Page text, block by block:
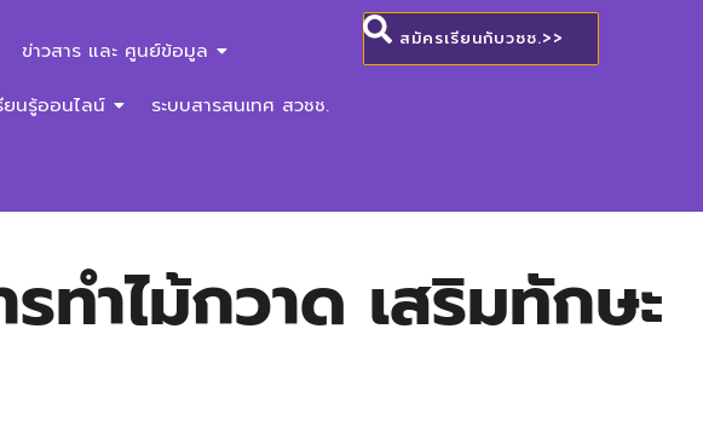
ข่าวสาร และ ศูนย์ข้อมูล
ยนรู้ออนไลน์ ระบบสารสนเทศ สวชช.
สมัครเรียนกับวชช.>>
ำไม้กวาด เสริมทักษะ